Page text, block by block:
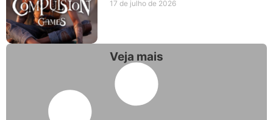
17 de julho de 2026
Veja mais